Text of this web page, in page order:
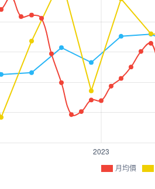
月均價